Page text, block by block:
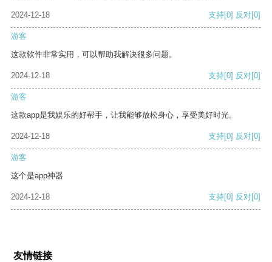
2024-12-18 支持[0] 反对[0]
游客
这款软件非常实用，可以帮助我解决很多问题。
2024-12-18 支持[0] 反对[0]
游客
这款app是我娱乐的好帮手，让我能够放松身心，享受美好时光。
2024-12-18 支持[0] 反对[0]
游客
这个是app神器
2024-12-18 支持[0] 反对[0]
友情链接